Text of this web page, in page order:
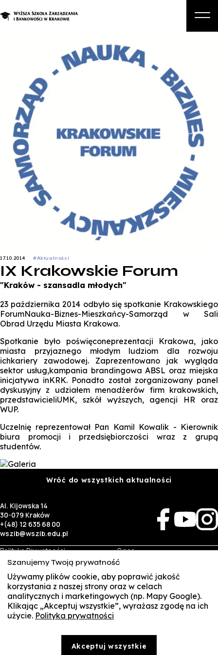
Studia podyplomowe i kursy
Kandydat
Student
Biznes
Zapisz się na studia
17.10.2014 #Aktualności
IX Krakowskie Forum
"Kraków - szansadla młodych"
23 października 2014 odbyło się spotkanie Krakowskiego
ForumNauka-Biznes-Mieszkańcy-Samorząd w Sali
Obrad Urzędu Miasta Krakowa.
Spotkanie było poświęconeprezentacji Krakowa, jako
miasta przyjaznego młodym ludziom dla rozwoju
ichkariery zawodowej. Zaprezentowano jak wygląda
sektor usług,kampania brandingowa ABSL oraz miejska
inicjatywa inKRK. Ponadto został zorganizowany panel
dyskusyjny z udziałem menadżerów firm krakowskich,
przedstawicieliUMK, szkół wyższych, agencji HR oraz
WUP.
Uczelnię reprezentował Pan Kamil Kowalik - Kierownik
biura promocji i przedsiębiorczości wraz z grupą
studentów.
Wróć do wszystkich aktualności
Al. Kijowska 14
30-079 Kraków
+(48) 12 635 68 00
wszib@wszib.edu.pl
Polityka Prywatności
RODO
Identyfikacja wizualna
O nas
Rekrutacja
Studia
Kontakt
Biznes
Wynajem sal
Targi pracy
Student
Multis Multum
Treści zawarte na stronie www.wszib.edu.pl oraz jej podstronach stanowią, o ile nie wskazano
Szanujemy Twoją prywatność
Używamy plików cookie, aby poprawić jakość
korzystania z naszej strony oraz w celach
analitycznych i marketingowych (np. Mapy Google).
Klikając „Akceptuj wszystkie”, wyrażasz zgodę na ich
użycie. Polityka prywatności
Akceptuj wszystkie